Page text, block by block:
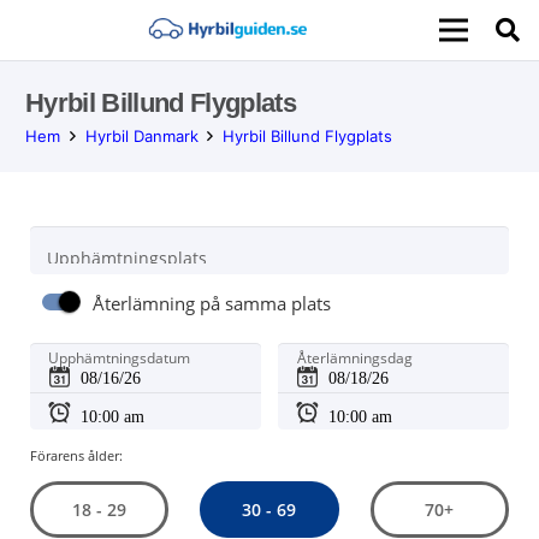
Hyrbil Billund Flygplats
Hem Hyrbil Danmark Hyrbil Billund Flygplats
Upphämtningsplats
Återlämning på samma plats
Upphämtningsdatum Återlämningsdag
Förarens ålder:
18 - 29 30 - 69 70+